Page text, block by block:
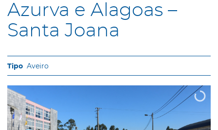
Azurva e Alagoas –
Santa Joana
Aveiro